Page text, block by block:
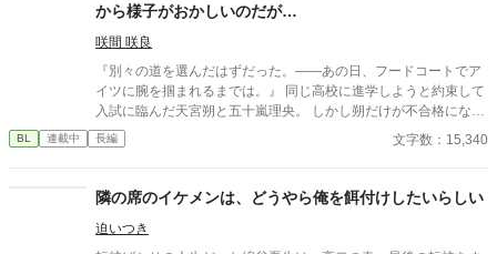
から様子がおかしいのだが…
咲間 咲良
『別々の道を選んだはずだった。――あの日、フードコートでア
イツに腕を掴まれるまでは。』 同じ高校に進学しようと約束して
入試に臨んだ天宮朔と五十嵐理央。 しかし朔だけが不合格になっ
てしまい、涙をこらえて別れを告げるしかなかった。 それから半
年後の九月。 夏休みを終えたばかりで気だるい空気が漂うフード
が眩しく、後ろめたい気持ちになる朔だったが、理央は中学の頃
と変わらぬ態度で接してくる。 別れ際に「来週もここで会いた
い」と求められ、ためらいながらも翌週フードコートを訪れる。
別々の高校に進学した「かつての親友」と接する中で、親友より
BL 連載中 長編 文字数：15,340
隣の席のイケメンは、どうやら俺を餌付けしたいらしい
迫いつき